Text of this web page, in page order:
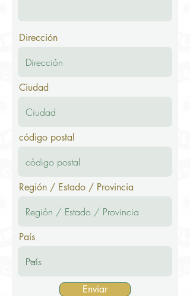
Dirección
Ciudad
código postal
Región / Estado / Provincia
País
Enviar